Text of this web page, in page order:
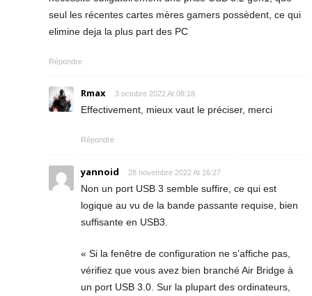
seul les récentes cartes mères gamers possèdent, ce qui
elimine deja la plus part des PC
Répondre
Rmax 3 octobre 2022 At 08:18
Effectivement, mieux vaut le préciser, merci
Répondre
yannoid 28 novembre 2022 At 16:27
Non un port USB 3 semble suffire, ce qui est
logique au vu de la bande passante requise, bien
suffisante en USB3.
« Si la fenêtre de configuration ne s’affiche pas,
vérifiez que vous avez bien branché Air Bridge à
un port USB 3.0. Sur la plupart des ordinateurs,